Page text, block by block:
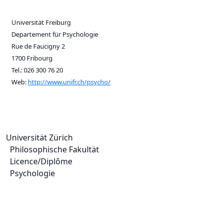
Universität Freiburg
Departement für Psychologie
Rue de Faucigny 2
1700 Fribourg
Tel.: 026 300 76 20
Web: http://www.unifr.ch/psycho/
Universität Zürich
Philosophische Fakultät
Licence/Diplôme
Psychologie